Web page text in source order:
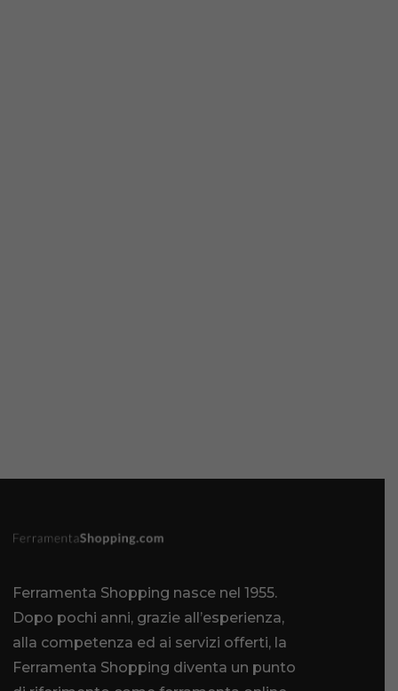
Ferramenta Shopping nasce nel 1955.
Dopo pochi anni, grazie all’esperienza,
alla competenza ed ai servizi offerti, la
Ferramenta Shopping diventa un punto